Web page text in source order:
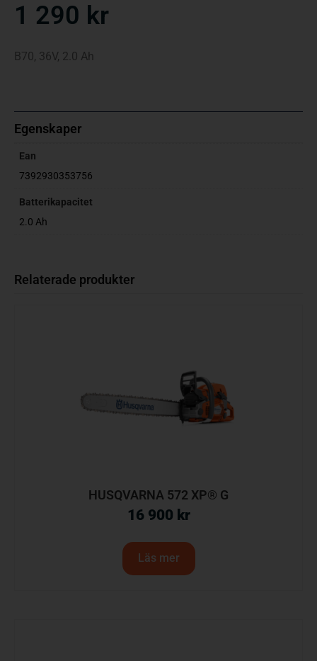
1 290 kr
B70, 36V, 2.0 Ah
Egenskaper
Ean
7392930353756
Batterikapacitet
2.0 Ah
Relaterade produkter
HUSQVARNA 572 XP® G
16 900 kr
Läs mer